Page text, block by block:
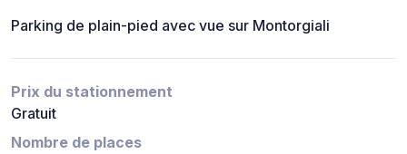
Parking de plain-pied avec vue sur Montorgiali
Prix du stationnement
Gratuit
Nombre de places